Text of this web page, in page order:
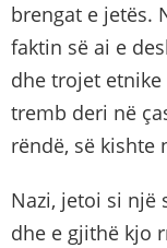
brengat e jetës.
faktin së ai e
dhe trojet
tremb deri në
rëndë, së
Nazi, jetoi si një
dhe e gjithë kjo